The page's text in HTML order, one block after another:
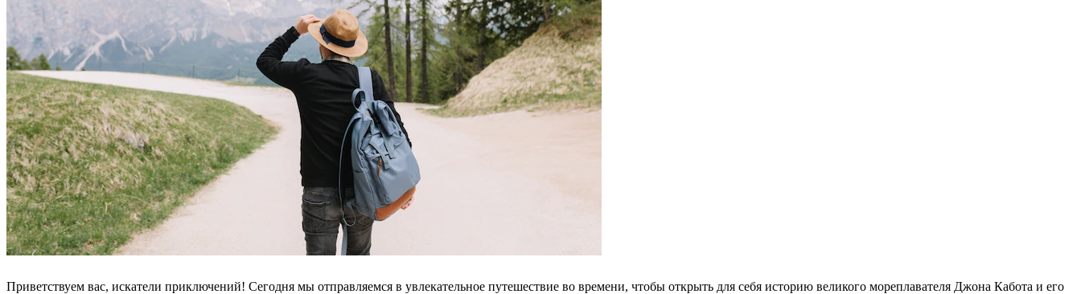
Приветствуем вас, искатели приключений! Сегодня мы отправляемся в увлекательное путешествие во времени, чтобы открыть для себя историю великого мореплавателя Джона Кабота и его